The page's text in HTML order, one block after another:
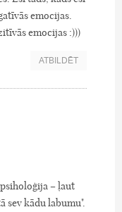
emocijas.
emocijas :)))
ATBILDĒT
– ļaut
sev kādu labumu".